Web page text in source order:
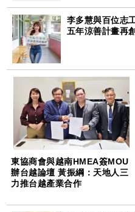
李多慧與百位志
五年涼善計畫再
東協商會與越南HMEA簽MOU
辦台越論壇 黃振綱：天地人三
力推台越產業合作